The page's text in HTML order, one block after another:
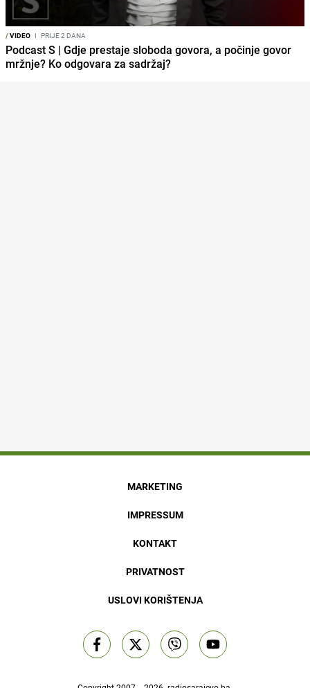
/VIDEO I PRIJE 2 DANA
Podcast S | Gdje prestaje sloboda govora, a počinje govor
mržnje? Ko odgovara za sadržaj?
MARKETING
IMPRESSUM
KONTAKT
PRIVATNOST
USLOVI KORIŠTENJA